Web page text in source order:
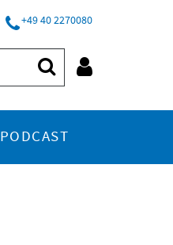
+49 40 2270080
PODCAST